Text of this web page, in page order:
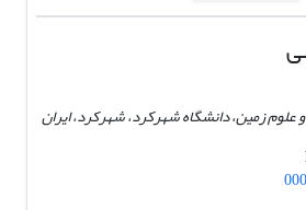
علوم زمین، دانشگاه شهرکرد، شهرکرد، ایران